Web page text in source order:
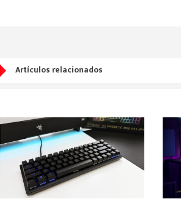
Artículos relacionados